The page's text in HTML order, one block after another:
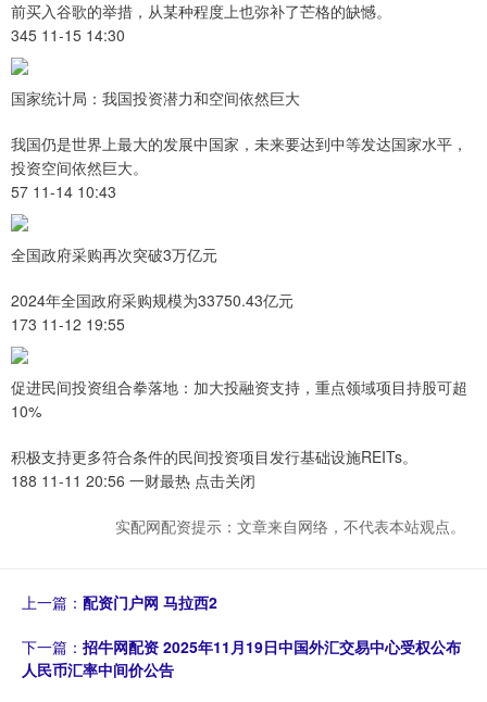
前买入谷歌的举措，从某种程度上也弥补了芒格的缺憾。
345 11-15 14:30
国家统计局：我国投资潜力和空间依然巨大
我国仍是世界上最大的发展中国家，未来要达到中等发达国家水平，
投资空间依然巨大。
57 11-14 10:43
全国政府采购再次突破3万亿元
2024年全国政府采购规模为33750.43亿元
173 11-12 19:55
促进民间投资组合拳落地：加大投融资支持，重点领域项目持股可超
10%
积极支持更多符合条件的民间投资项目发行基础设施REITs。
188 11-11 20:56 一财最热 点击关闭
实配网配资提示：文章来自网络，不代表本站观点。
上一篇： 配资门户网 马拉西2
下一篇： 招牛网配资 2025年11月19日中国外汇交易中心受权公布
人民币汇率中间价公告